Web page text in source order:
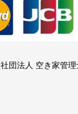
社団法人 空き家管